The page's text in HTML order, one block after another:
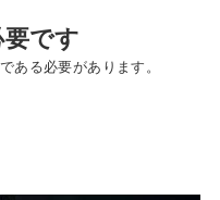
です
ある必要があります。